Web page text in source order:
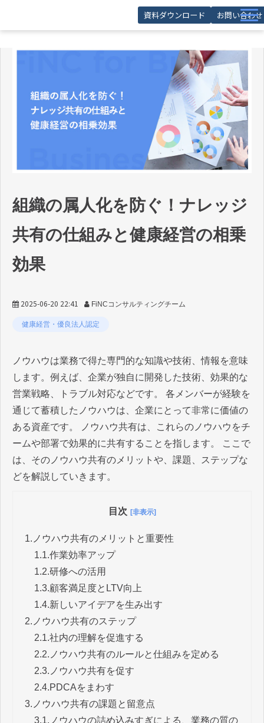
資料ダウンロード お問い合わせ
お役立ち記事
お役立ち資料
組織の属人化を防ぐ！ナレッジ
共有の仕組みと健康経営の相乗
効果
2025-06-20 22:41 FiNCコンサルティングチーム
健康経営・優良法人認定
ノウハウは業務で得た専門的な知識や技術、情報を意味
します。例えば、企業が独自に開発した技術、効果的な
営業戦略、トラブル対応などです。 各メンバーが経験を
通じて蓄積したノウハウは、企業にとって非常に価値の
ある資産です。 ノウハウ共有は、これらのノウハウをチ
ームや部署で効果的に共有することを指します。 ここで
は、そのノウハウ共有のメリットや、課題、ステップな
どを解説していきます。
目次 [非表示]
1. ノウハウ共有のメリットと重要性
1.1.作業効率アップ
1.2.研修への活用
1.3.顧客満足度とLTV向上
1.4.新しいアイデアを生み出す
2. ノウハウ共有のステップ
2.1.社内の理解を促進する
2.2. ノウハウ共有のルールと仕組みを定める
2.3. ノウハウ共有を促す
2.4.PDCAをまわす
3. ノウハウ共有の課題と留意点
3.1. ノウハウの詰め込みすぎによる、業務の質の